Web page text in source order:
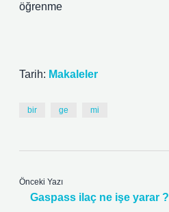
öğrenme
Tarih: Makaleler
bir ge mi
Önceki Yazı
Gaspass ilaç ne işe yarar ?